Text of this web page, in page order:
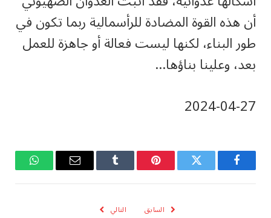
أن هذه القوة المضادة للرأسمالية ربما تكون في
طور البناء، لكنها ليست فعالة أو جاهزة للعمل
بعد، وعلينا بناؤها…
‎2024-‎04-‎27
فيسبوك تويتر بينتيريستTumblr
البريد
واتساب
السابق التالي